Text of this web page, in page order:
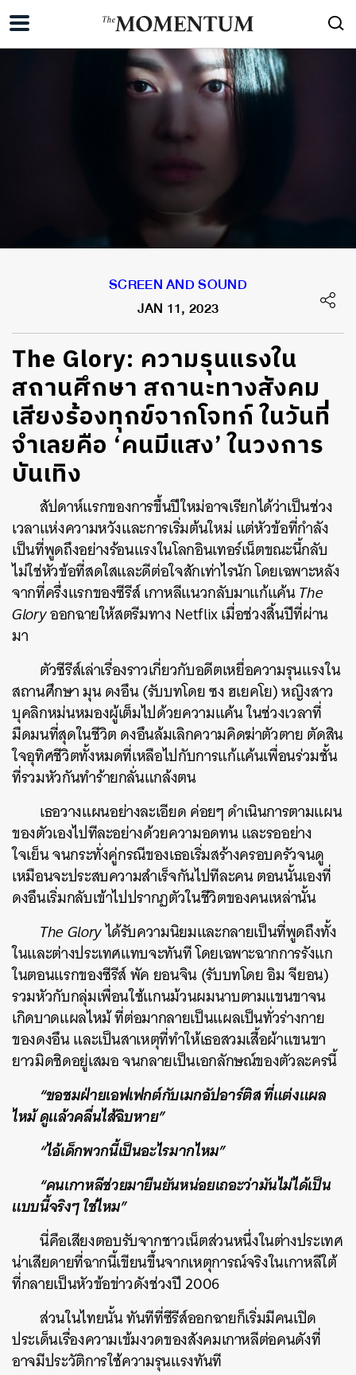
SCREEN AND SOUND
JAN 11, 2023
The Glory: ความรุนแรงใน
สถานศึกษา สถานะทางสังคม
เสียงร้องทุกข์จากโจทก์ ในวันที่
จําเลยคือ ‘คนมีแสง’ ในวงการ
บันเทิง
สัปดาห์แรกของการขึ้นปีใหม่อาจเรียกได้ว่าเป็นช่วง
เวลาแห่งความหวังและการเริ่มต้นใหม่ แต่หัวข้อที่กำลัง
เป็นที่พูดถึงอย่างร้อนแรงในโลกอินเทอร์เน็ตขณะนี้กลับ
ไม่ใช่หัวข้อที่สดใสและดีต่อใจสักเท่าไรนัก โดยเฉพาะหลัง
จากที่ครึ่งแรกของซีรีส์ เกาหลีแนวกลับมาแก้แค้นThe
Gloryออกฉายให้สตรีมทาง Netflix เมื่อช่วงสิ้นปีที่ผ่าน
มา
ตัวซีรีส์เล่าเรื่องราวเกี่ยวกับอดีตเหยื่อความรุนแรงใน
สถานศึกษา มุน ดงอึน (รับบทโดย ซง ฮเยคโย) หญิงสาว
บุคลิกหม่นหมองผู้เต็มไปด้วยความแค้น ในช่วงเวลาที่
มืดมนที่สุดในชีวิต ดงอึนล้มเลิกความคิดฆ่าตัวตาย ตัดสิน
ใจอุทิศชีวิตทั้งหมดที่เหลือไปกับการแก้แค้นเพื่อนร่วมชั้น
ที่รวมหัวกันทำร้ายกลั่นแกล้งตน
เธอวางแผนอย่างละเอียด ค่อยๆ ดําเนินการตามแผน
ของตัวเองไปทีละอย่างด้วยความอดทน และรออย่าง
ใจเย็น จนกระทั่งคู่กรณีของเธอเริ่มสร้างครอบครัวจนดู
เหมือนจะประสบความสําเร็จกันไปทีละคน ตอนนั้นเองที่
ดงอึนเริ่มกลับเข้าไปปรากฏตัวในชีวิตของคนเหล่านั้น
The Gloryได้รับความนิยมและกลายเป็นที่พูดถึงทั้ง
ในและต่างประเทศแทบจะทันที โดยเฉพาะฉากการรังแก
ในตอนแรกของซีรีส์ พัค ยอนจิน (รับบทโดย อิม จียอน)
รวมหัวกับกลุ่มเพื่อนใช้แกนม้วนผมนาบตามแขนขาจน
เกิดบาดแผลไหม้ ที่ต่อมากลายเป็นแผลเป็นทั่วร่างกาย
ของดงอึน และเป็นสาเหตุที่ทําให้เธอสวมเสื้อผ้าแขนขา
ยาวมิดชิดอยู่เสมอ จนกลายเป็นเอกลักษณ์ของตัวละครนี้
“ขอชมฝ่ายเอฟเฟกต์กับเมกอัปอาร์ติส ที่แต่งแผล
ไหม้ ดูแล้วคลื่นไส้ฉิบหาย”
“ไอ้เด็กพวกนี้เป็นอะไรมากไหม”
“คนเกาหลีช่วยมายืนยันหน่อยเถอะว่ามันไม่ได้เป็น
แบบนี้จริงๆ ใช่ไหม”
นี่คือเสียงตอบรับจากชาวเน็ตส่วนหนึ่งในต่างประเทศ
น่าเสียดายที่ฉากนี้เขียนขึ้นจากเหตุการณ์จริงในเกาหลีใต้
ที่กลายเป็นหัวข้อข่าวดังช่วงปี 2006
ส่วนในไทยนั้น ทันทีที่ซีรีส์ออกฉายก็เริ่มมีคนเปิด
ประเด็นเรื่องความเข้มงวดของสังคมเกาหลีต่อคนดังที่
อาจมีประวัติการใช้ความรุนแรงทันที